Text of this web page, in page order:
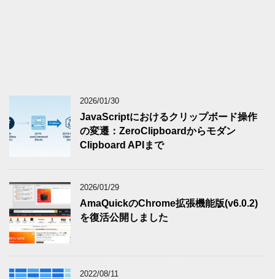
2026/01/30
JavaScriptにおけるクリップボード操作
の変遷：ZeroClipboardからモダン
Clipboard APIまで
2026/01/29
AmaQuickのChrome拡張機能版(v6.0.2)
を復活公開しました
2022/08/11